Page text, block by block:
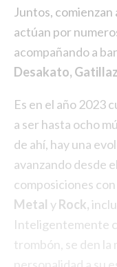
Juntos,
actúan por
acompañando a
Desakato,
Es en el año 2023
a ser hasta ocho
de ahí, hay una
avanzando desde el
composiciones
Metal yRock,
Inteligentemente
trombón, se den la